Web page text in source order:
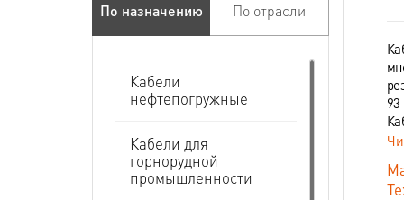
По назначению По отрасли
Кабели
нефтепогружные
Кабели для
горнорудной
промышленности